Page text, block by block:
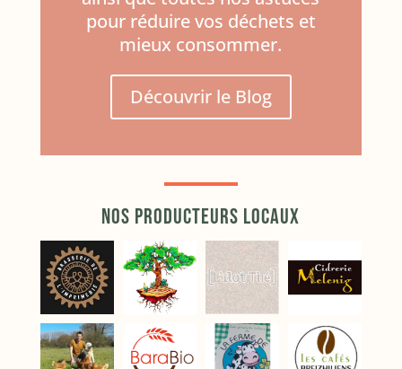
pour réduire vos déchets et
mieux consommer.
Découvrir le Blog
Nos producteurs locaux